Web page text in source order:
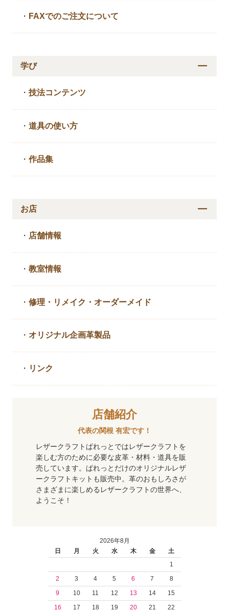
・ FAXでのご注文について
学び
・技法コンテンツ
・道具の使い方
・作品集
お店
・ 店舗情報
・教室情報
・修理・リメイク・ オーダーメイド
・ オリジナル企画革製品
・ リンク
店舗紹介
代表の関根 有宏です！
レザークラフトぱれっとではレザークラフトを
楽しむ方のために必要な皮革・材料・道具を販
売しています。ぱれっとだけのオリジナルレザ
ークラフトキットも販売中。革のおもしろさが
さまざまに楽しめるレザークラフトの世界へ、
ようこそ！
2026年8月
日
月 火 水 木 金
土
1
2
3 4 5 6 7
8
9
10 11 12 13 14
15
16
17 18 19 20 21
22